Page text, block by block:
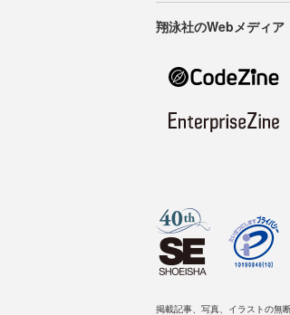
翔泳社のWebメディア
掲載記事、写真、イラストの無